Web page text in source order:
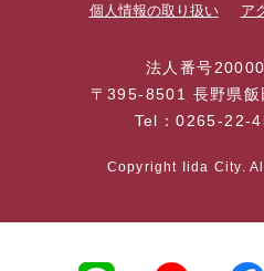
個人情報の取り扱い ア
法人番号
〒395-8501 長野県
Tel：0265-22-
Copyright Iida City.